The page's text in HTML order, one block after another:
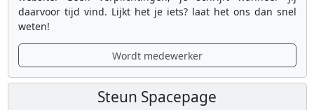
daarvoor tijd vind. Lijkt het je iets? laat het ons dan snel
weten!
Wordt medewerker
Steun Spacepage